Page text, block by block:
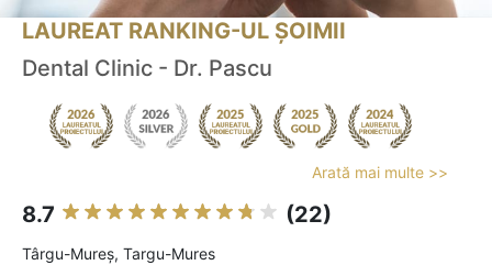
LAUREAT RANKING-UL ȘOIMII
Dental Clinic - Dr. Pascu
Arată mai multe >>
8.7 (22)
Târgu-Mureş, Targu-Mures